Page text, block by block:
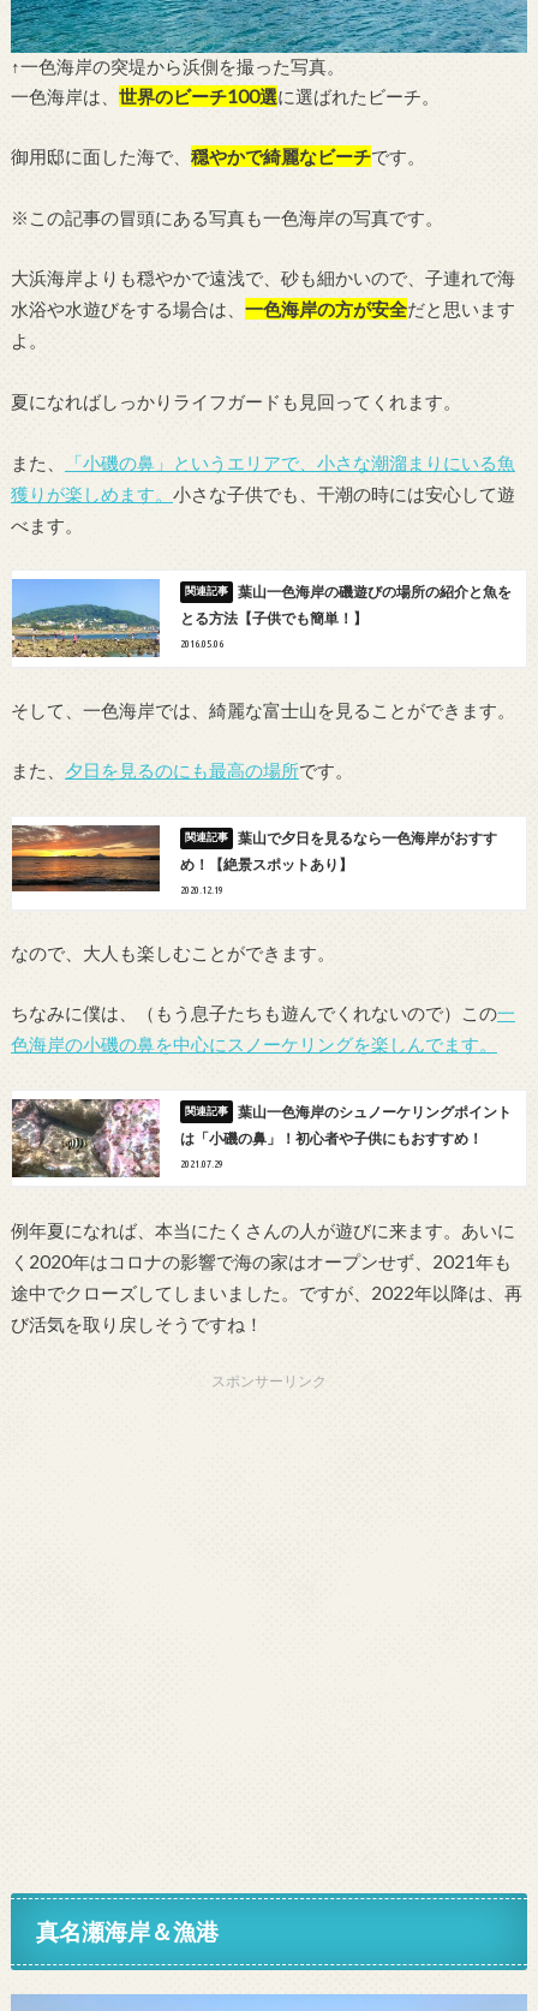
↑一色海岸の突堤から浜側を撮った写真。
一色海岸は、 世界のビーチ100選に選ばれたビーチ。
御用邸に面した海で、 穏やかで綺麗なビーチです。
※この記事の冒頭にある写真も一色海岸の写真です。
大浜海岸よりも穏やかで遠浅で、砂も細かいので、子連れで海
水浴や水遊びをする場合は、 一色海岸の方が安全だと思います
よ。
夏になればしっかりライフガードも見回ってくれます。
また、
「小磯の鼻」というエリアで、小さな潮溜まりにいる魚
獲りが楽しめます。 小さな子供でも、干潮の時には安心して遊
べます。
葉山一色海岸の磯遊びの場所の紹介と魚を
とる方法【子供でも簡単！】
2016.05.06
そして、一色海岸では、綺麗な富士山を見ることができます。
また、 夕日を見るのにも最高の場所です。
葉山で夕日を見るなら一色海岸がおすす
め！【絶景スポットあり】
2020.12.19
なので、大人も楽しむことができます。
ちなみに僕は、（もう息子たちも遊んでくれないので）この一
色海岸の小磯の鼻を中心にスノーケリングを楽しんでます。
葉山一色海岸のシュノーケリングポイント
は「小磯の鼻」！初心者や子供にもおすすめ！
2021.07.29
例年夏になれば、本当にたくさんの人が遊びに来ます。あいに
く2020年はコロナの影響で海の家はオープンせず、2021年も
途中でクローズしてしまいました。ですが、2022年以降は、再
び活気を取り戻しそうですね！
スポンサーリンク
真名瀬海岸＆漁港